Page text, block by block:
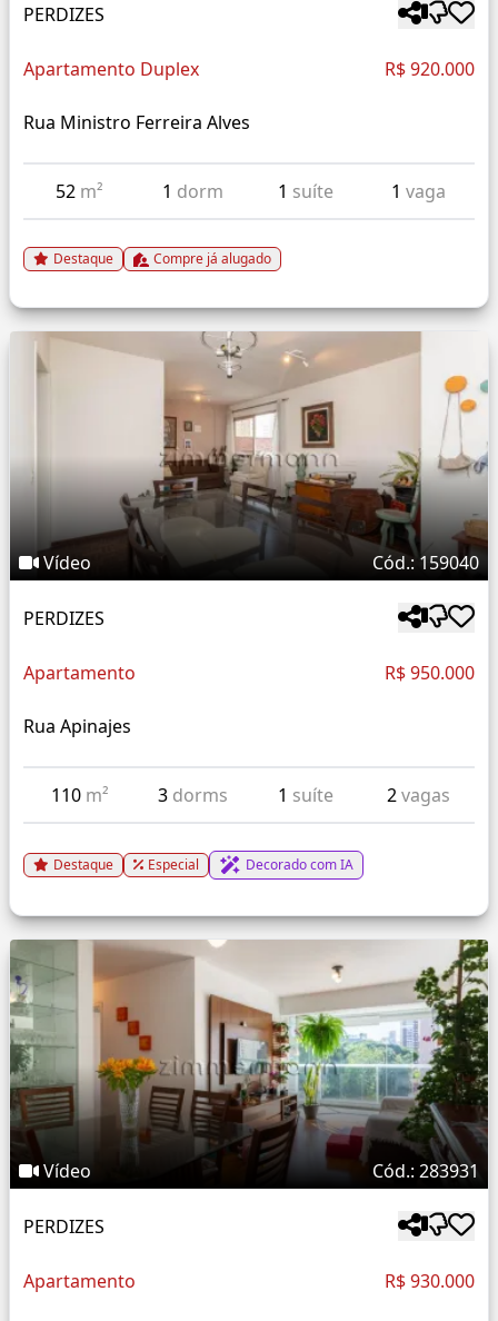
PERDIZES
Apartamento Duplex R$ 920.000
Rua Ministro Ferreira Alves
52 m² 1 dorm 1 suíte 1 vaga
Destaque Compre já alugado
Vídeo Cód.: 159040
PERDIZES
Apartamento R$ 950.000
Rua Apinajes
110 m² 3 dorms 1 suíte 2vagas
Destaque Especial Decorado com IA
Vídeo Cód.: 283931
PERDIZES
Apartamento R$ 930.000